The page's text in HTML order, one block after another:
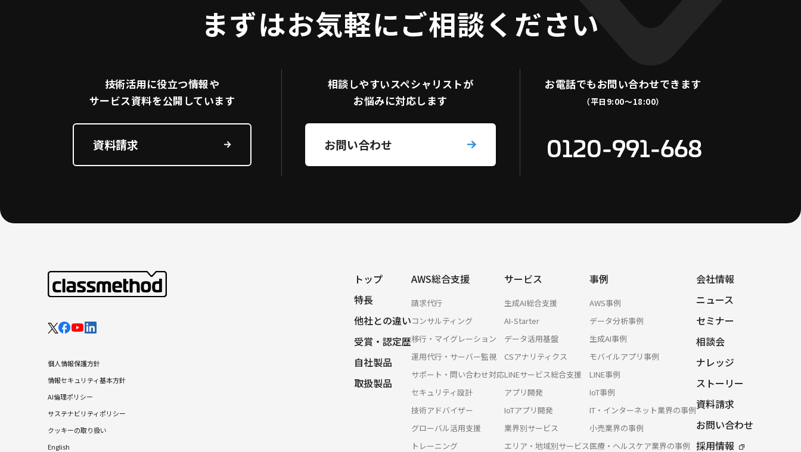
まずはお気軽にご相談ください
技術活用に役立つ情報や
サービス資料を公開しています
資料請求
相談しやすいスペシャリストが
お悩みに対応します
お問い合わせ
お電話でもお問い合わせできます
（平日9:00〜18:00）
0120-991-668
個人情報保護方針
情報セキュリティ基本方針
AI倫理ポリシー
サステナビリティポリシー
クッキーの取り扱い
English
トップ
特長
他社との違い
受賞・認定歴
自社製品
取扱製品
AWS総合支援
請求代行
コンサルティング
移行・マイグレーション
運用代行・サーバー監視
サポート・問い合わせ対応
セキュリティ設計
技術アドバイザー
グローバル活用支援
トレーニング
サービス
生成AI総合支援
AI-Starter
データ活用基盤
CSアナリティクス
LINEサービス総合支援
アプリ開発
IoTアプリ開発
業界別サービス
エリア・地域別サービス
事例
AWS事例
データ分析事例
生成AI事例
モバイルアプリ事例
LINE事例
IoT事例
IT・インターネット業界の事例
小売業界の事例
医療・ヘルスケア業界の事例
会社情報
ニュース
セミナー
相談会
ナレッジ
ストーリー
資料請求
お問い合わせ
採用情報